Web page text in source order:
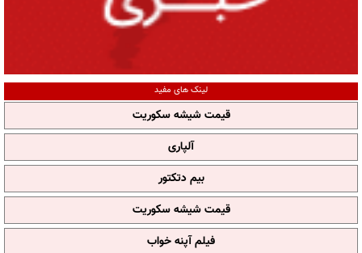
لینک های مفید
قیمت شیشه سکوریت
آلپاری
بیم دتکتور
قیمت شیشه سکوریت
فیلم آپنه خواب